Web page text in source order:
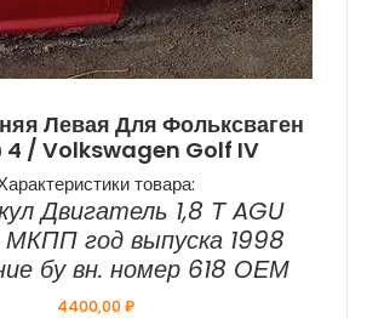
Левая Для Фольксваген
4 / Volkswagen Golf IV
товара:
Двигатель 1,8 Т AGU
МКПП год выпуска 1998
бу вн. номер 618 ОЕМ
4400,00₽